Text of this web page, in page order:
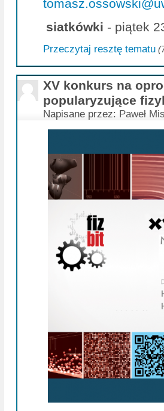
siatkówki - piątek
Przeczytaj resztę tematu
XV konkurs na
popularyzujące
Napisane przez: Paweł